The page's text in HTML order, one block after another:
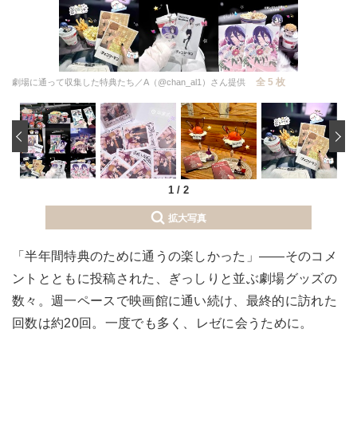
劇場に通って収集した特典たち／A（@chan_al1）さん提供 全 5 枚
1 / 2
‹
拡大写真
「半年間特典のために通うの楽しかった」――そのコメ
ントとともに投稿された、ぎっしりと並ぶ劇場グッズの
数々。週一ペースで映画館に通い続け、最終的に訪れた
回数は約20回。一度でも多く、レゼに会うために。